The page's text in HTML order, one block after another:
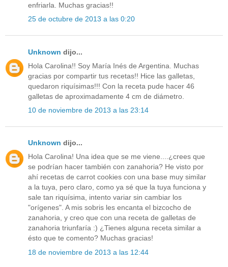
enfriarla. Muchas gracias!!
25 de octubre de 2013 a las 0:20
Unknown dijo...
Hola Carolina!! Soy María Inés de Argentina. Muchas
gracias por compartir tus recetas!! Hice las galletas,
quedaron riquísimas!!! Con la receta pude hacer 46
galletas de aproximadamente 4 cm de diámetro.
10 de noviembre de 2013 a las 23:14
Unknown dijo...
Hola Carolina! Una idea que se me viene....¿crees que
se podrían hacer también con zanahoria? He visto por
ahí recetas de carrot cookies con una base muy similar
a la tuya, pero claro, como ya sé que la tuya funciona y
sale tan riquísima, intento variar sin cambiar los
"orígenes". A mis sobris les encanta el bizcocho de
zanahoria, y creo que con una receta de galletas de
zanahoria triunfaría :) ¿Tienes alguna receta similar a
ésto que te comento? Muchas gracias!
18 de noviembre de 2013 a las 12:44